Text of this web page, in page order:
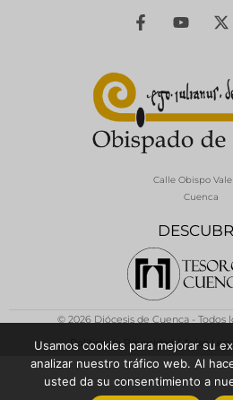
Calle Obispo
Cuenca
© 2026 Diócesis de Cuenca - Todos
Política de Privacidad / Aviso
Usamos cookies para mejorar su
analizar nuestro tráfico web. Al
usted da su consentimiento a